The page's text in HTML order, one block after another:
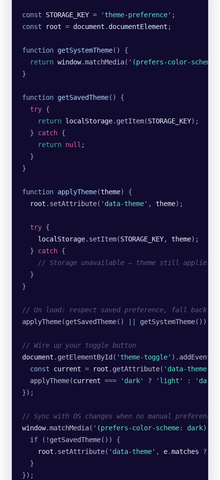
const STORAGE_KEY = ' theme-preference' ;
const root = document . documentElement ;
function getSystemTheme() {
  return
window.matchMedia( ' (prefers-color-
}
function getSavedTheme() {
  try
{
    return
localStorage. getItem(STORAGE_KEY);
  }
catch {
    return
null ;
  }
}
function applyTheme(theme) {
  root
. setAttribute( ' data-theme' , theme);
  try
{
    localStorage
. setItem(STORAGE_KEY, theme);
  }
catch {
// Storage unavailable — theme still applies
  }
}
// On load: respect saved preference, fall back to
applyTheme(getSavedTheme() getSystemTheme());
// Wire up your toggle button
document . getElementById ( ' theme-toggle' ).
  const
current = root . getAttribute( ' data-theme
  applyTheme
(current === ' dark' ? ' light ' : ' dark
});
// Sync with OS changes when no manual
window.matchMedia( ' (prefers-color-scheme: dark)
  if (
! getSavedTheme()) {
    root
. setAttribute( ' data-theme' , e.matches ?
  }
});